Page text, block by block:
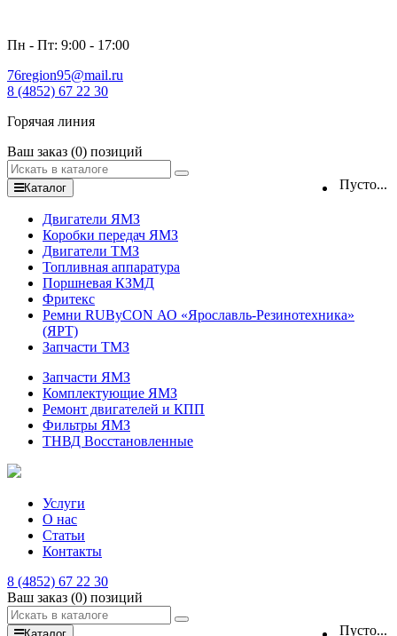
Пн - Пт: 9:00 - 17:00
76region95@mail.ru
8 (4852) 67 22 30
Горячая линия
Ваш заказ (0) позиций
Пусто...
Каталог
Двигатели ЯМЗ
Коробки передач ЯМЗ
Двигатели ТМЗ
Топливная аппаратура
Поршневая КЗМД
Фритекс
Ремни RUByCON АО «Ярославль-Резинотехника»
(ЯРТ)
Запчасти ТМЗ
Запчасти ЯМЗ
Комплектующие ЯМЗ
Ремонт двигателей и КПП
Фильтры ЯМЗ
ТНВД Восстановленные
Услуги
О нас
Статьи
Контакты
8 (4852) 67 22 30
Ваш заказ (0) позиций
Пусто...